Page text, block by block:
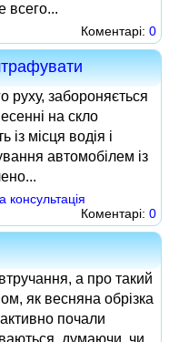
всего...
Коментарі: 0
руху, забороняється
на скло
із місця водія і
автомобілем із
Коментарі: 0
а про такий
як весняна обрізка
почали
думаючи, чи